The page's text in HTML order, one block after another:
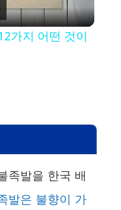
가지 어떤 것이
족발을 한국 배
발은 불향이 가